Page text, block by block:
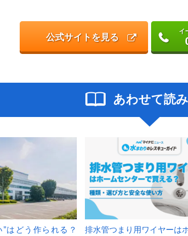
公式サイトを見る
イ
あわせて読
”はどう作られる？
排水管つまり用ワイヤーは